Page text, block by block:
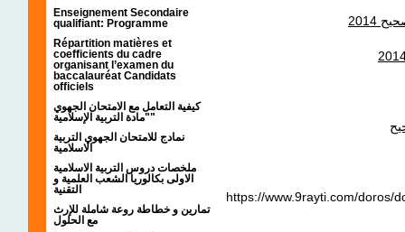
Enseignement Secondaire
qualifiant: Programme
Répartition matières et
coefficients du cadre
organisant l’examen du
baccalauréat Candidats
officiels
كيفية التعامل مع الامتحان الجهوي
"مادة التربية الإسلامية"
نمادج للامتحان الجهوي التربية
الاسلامية
ملخصات دروس التربية الاسلامية
الاولى بكالوريا الشعب العلمية و
التقنية
تمارين و خطاطة روعة شاملة للإرث
مع الحلول
https://www.9rayti.com/doros/